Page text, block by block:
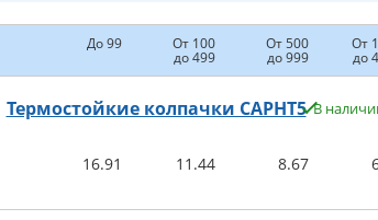
До 99 От 100
до 499
От 500
до 999
От
до
Термостойкие колпачки CAPHT5 В
16.91 11.44 8.67